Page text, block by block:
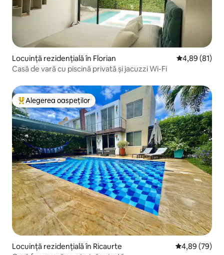
Locuință rezidențială în Florian Scor mediu
4,89 (81)
Casă de vară cu piscină privată și jacuzzi Wi-Fi
Locuință din topul categoriei Alegerea oaspeților
Alegerea oaspeților
Locuință rezidențială în Ricaurte Scor mediu
4,89 (79)